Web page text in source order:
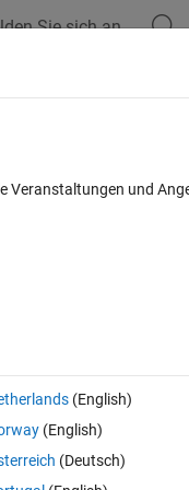
Sie sich an
Ältere
to pixels
Veranstaltungen und
(English)
(English)
(Deutsch)